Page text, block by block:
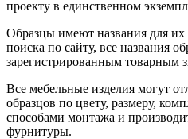
проекту в единственном
Образцы имеют названия для их
поиска по сайту, все названия
зарегистрированным товарным
Все мебельные изделия могут
образцов по цвету, размеру,
способами монтажа и
фурнитуры.